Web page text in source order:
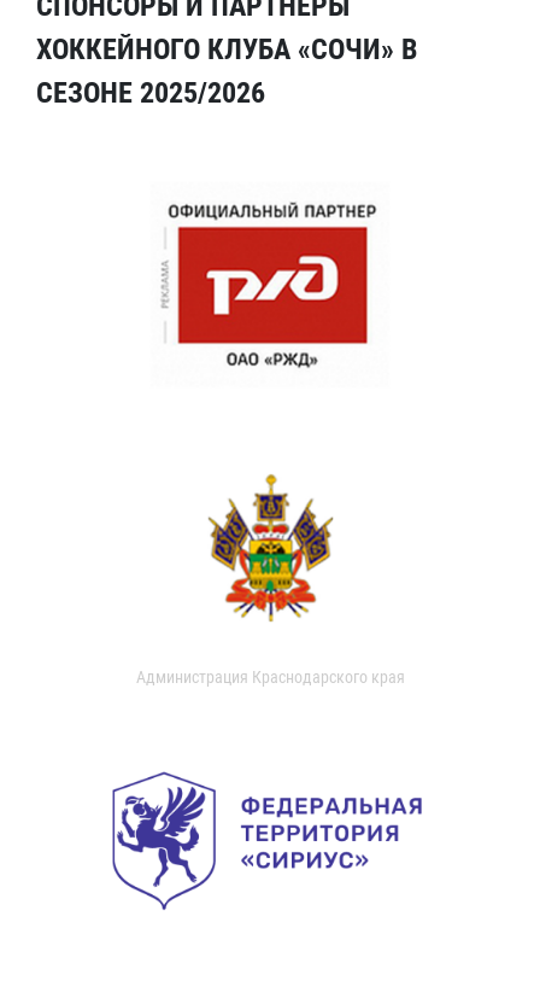
ХОККЕЙНОГО КЛУБА «СОЧИ» В
СЕЗОНЕ 2025/2026
Администрация Краснодарского края